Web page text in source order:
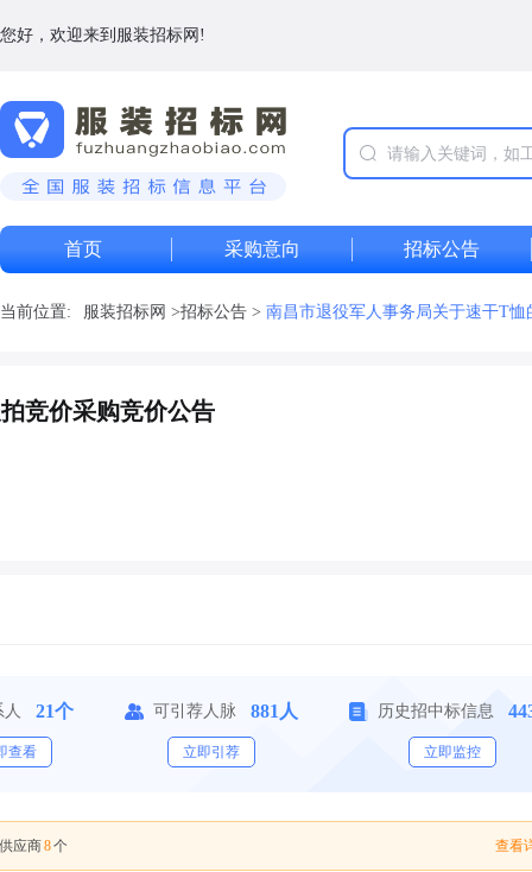
您好，欢迎来到服装招标网!
首页 采购意向 招标公告
当前位置: 服装招标网 >招标公告 > 南昌市退役军人事务局关于速干T
竞价采购竞价公告
21个
查看
可引荐人脉 881人
立即引荐
历史招中标信息
立即监控
应商8个 查看